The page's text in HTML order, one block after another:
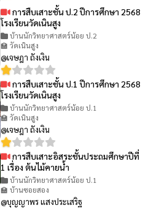
การสืบเสาะชั้น ป.2 ปีการศึกษา 2568
โรงเรียนวัดเนินสูง
บ้านนักวิทยาศาสตร์น้อย ป.2
🏫 วัดเนินสูง
@เจษฎา ถังเงิน
การสืบเสาะชั้น ป.1 ปีการศึกษา 2568
โรงเรียนวัดเนินสูง
บ้านนักวิทยาศาสตร์น้อย ป.1
🏫 วัดเนินสูง
@เจษฎา ถังเงิน
การสืบเสาะอิสระชั้นประถมศึกษาปีที่
1 เรื่อง ต้นไม้คายน้ำ
บ้านนักวิทยาศาสตร์น้อย ป.1
🏫 บ้านซอยสอง
@บุญญาพร แสงประเสริฐ